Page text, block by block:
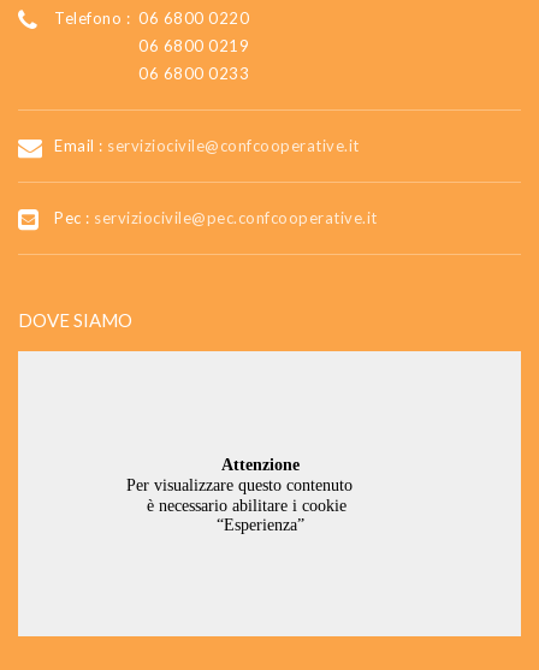
Telefono : 06 6800 0220
06 6800 0219
06 6800 0233
Email : serviziocivile@confcooperative.it
Pec : serviziocivile@pec.confcooperative.it
DOVE SIAMO